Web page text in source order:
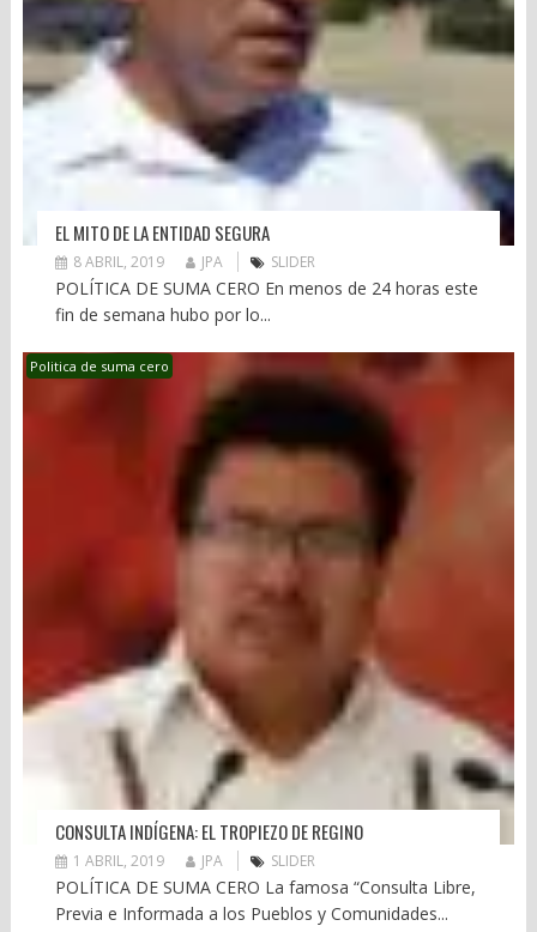
EL MITO DE LA ENTIDAD SEGURA
8 ABRIL, 2019 JPA SLIDER
POLÍTICA DE SUMA CERO En menos de 24 horas este
fin de semana hubo por lo...
Politica de suma cero
CONSULTA INDÍGENA: EL TROPIEZO DE REGINO
1 ABRIL, 2019 JPA SLIDER
POLÍTICA DE SUMA CERO La famosa “Consulta Libre,
Previa e Informada a los Pueblos y Comunidades...